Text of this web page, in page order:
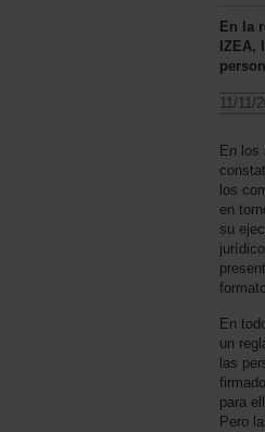
En la
IZEA,
11/11/
En los
los
en
su
En
un
las
para
Pero